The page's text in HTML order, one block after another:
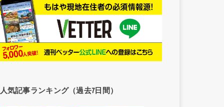
人気記事ランキング（過去7日間）